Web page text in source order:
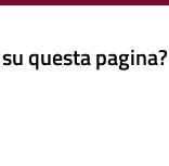
questa pagina?